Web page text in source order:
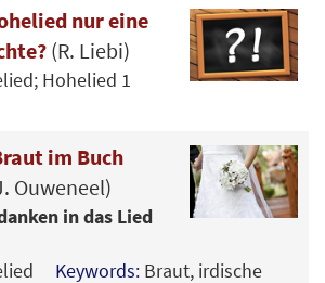
nur eine
(R. Liebi)
Hohelied 1
im Buch
Ouweneel)
in das Lied
Keywords: Braut, irdische